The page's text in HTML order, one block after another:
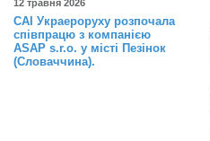
12 травня 2026
САІ Украероруху розпочала
співпрацю з компанією
ASAP s.r.o. у місті Пезінок
(Словаччина).